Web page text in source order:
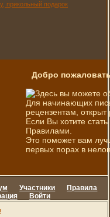
Добро
Здесь вы можете
Для начинающих
рецензентам, открыт
Если Вы хотите
Правилами.
Это поможет вам
первых порах в
Участники
Правила
Войти